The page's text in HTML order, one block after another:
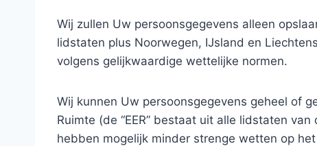
Wij zullen Uw persoonsgegevens alleen
lidstaten plus Noorwegen, IJsland en
volgens gelijkwaardige wettelijke normen.
Wij kunnen Uw persoonsgegevens geheel of
Ruimte (de “EER” bestaat uit alle lidstaten
hebben mogelijk minder strenge wetten op